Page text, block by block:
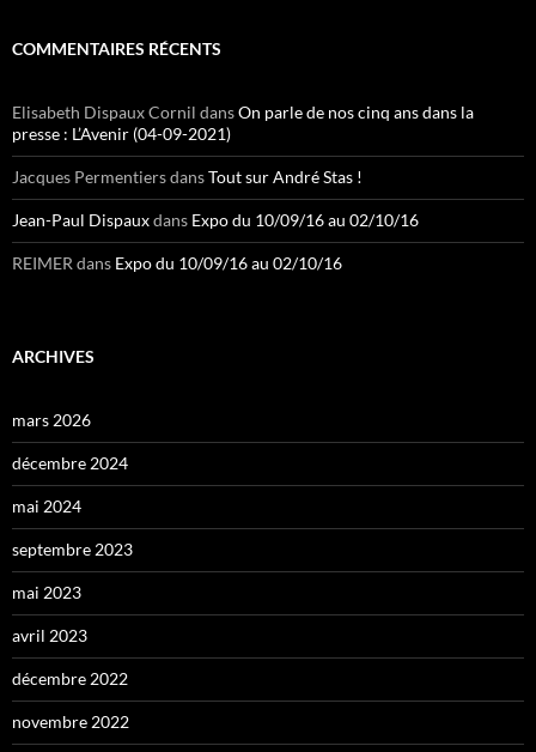
COMMENTAIRES RÉCENTS
Elisabeth Dispaux Cornil dansOn parle de nos cinq ans dans la
presse : L’Avenir (04-09-2021)
Jacques PermentiersdansTout sur André Stas !
Jean-Paul Dispauxdans Expo du 10/09/16 au 02/10/16
REIMER dans Expo du 10/09/16 au 02/10/16
ARCHIVES
mars 2026
décembre 2024
mai 2024
septembre 2023
mai 2023
avril 2023
décembre 2022
novembre 2022